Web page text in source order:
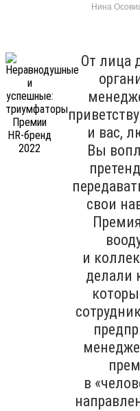
Нина
От лица
и вас,
Вы
свои
и
делали
в